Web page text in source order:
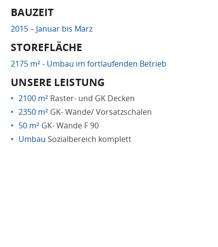
BAUZEIT
2015 – Januar bis März
STOREFLÄCHE
2175 m² - Umbau im fortlaufenden Betrieb
UNSERE LEISTUNG
2100 m² Raster- und GK Decken
2350 m² GK- Wände/ Vorsatzschalen
50 m² GK- Wände F 90
Umbau Sozialbereich komplett